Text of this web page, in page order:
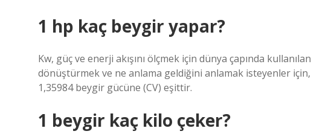
1 hp kaç beygir yapar?
Kw, güç ve enerji akışını ölçmek için dünya çapında
dönüştürmek ve ne anlama geldiğini anlamak isteyenler
1,35984 beygir gücüne (CV) eşittir.
1 beygir kaç kilo çeker?